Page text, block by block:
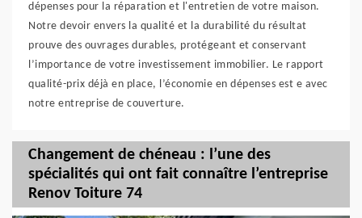
dépenses pour la réparation et l'entretien de votre maison.
Notre devoir envers la qualité et la durabilité du résultat
prouve des ouvrages durables, protégeant et conservant
l’importance de votre investissement immobilier. Le rapport
qualité-prix déjà en place, l’économie en dépenses est e avec
notre entreprise de couverture.
Changement de chéneau : l’une des
spécialités qui ont fait connaître l’entreprise
Renov Toiture 74